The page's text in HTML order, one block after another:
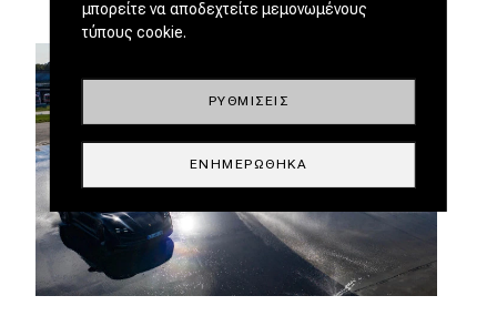
μπορείτε να αποδεχτείτε μεμονωμένους
τύπους cookie.
ΡΥΘΜΊΣΕΙΣ
ΕΝΗΜΕΡΏΘΗΚΑ